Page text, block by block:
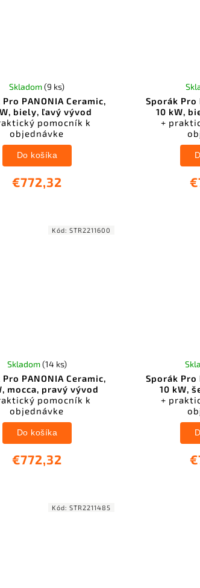
PANONIA Ceramic,
biely, ľavý vývod
pomocník k
objednávke
Skladom(9 ks)
€772,32
Do košíka
Sporák Pro
10 kW,
+
PANONIA Ceramic,
mocca, pravý vývod
pomocník k
objednávke
Skladom(14 ks)
€772,32
Do košíka
Kód:STR2211600
Sporák Pro
10 kW,
+
Kód:STR2211485